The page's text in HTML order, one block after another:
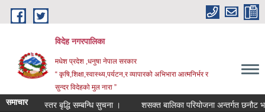
Skip to main content
विदेह नगरपालिका
मधेश प्रदेश ,धनुषा नेपाल सरकार
“ कृषि,शिक्षा,स्वास्थ्य,पर्यटन,र व्यापारको अभिभारा आत्मनिर्भर र
सुन्दर विदेहको मुल नारा ”
समाचारतह/स्तर बृद्धि सम्बन्धि सुचना । शसक्त बालिका परियोजना अन्तर्गत छनौट